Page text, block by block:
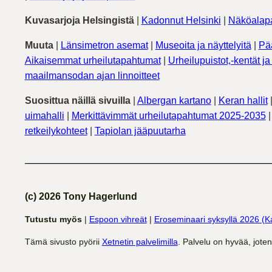
Kuvasarjoja Helsingistä| Kadonnut Helsinki
Muuta| Länsimetron asemat| Museoita ja näyttelyitä
Aikaisemmat urheilutapahtumat| Urheilupuistot,-kentät
maailmansodan ajan linnoitteet
Suosittua näillä sivuilla| Albergan kartano| Keran hallit
uimahalli
Merkittävimmät urheilutapahtumat 2025-2035
retkeilykohteet| Tapiolan jääpuutarha
(c) 2026 Tony Hagerlund
Tutustu myös| Espoon vihreät| Eroseminaari syksyllä 2026
Tämä sivusto pyörii Xetnetin palvelimilla . Palvelu on hyvää,